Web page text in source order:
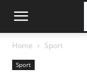
Home Sport
Sport